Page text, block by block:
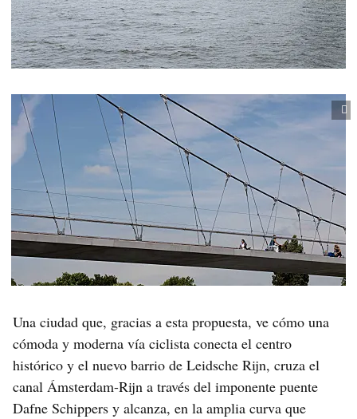
Una ciudad que, gracias a esta propuesta, ve cómo una
cómoda y moderna vía ciclista conecta el centro
histórico y el nuevo barrio de Leidsche Rijn, cruza el
canal Ámsterdam-Rijn a través del imponente puente
Dafne Schippers y alcanza, en la amplia curva que